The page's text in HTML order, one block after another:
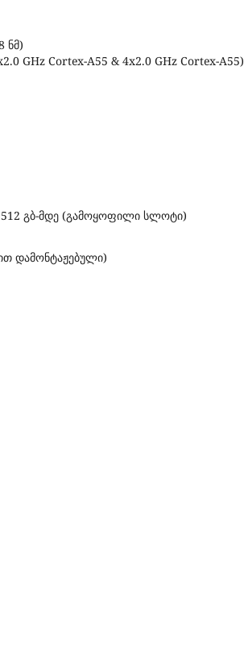
ნმ)
GHz Cortex-A55 & 4x2.0 GHz Cortex-A55)
512 გბ-მდე (გამოყოფილი სლოტი)
დამონტაჟებული)